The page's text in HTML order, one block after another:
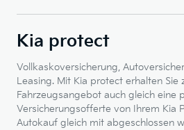
Kia protect
Vollkaskoversicherung,
Leasing. Mit Kia protect erhalten
Fahrzeugsangebot auch gleich eine
Versicherungsofferte von Ihrem Kia
Autokauf gleich mit abgeschlossen